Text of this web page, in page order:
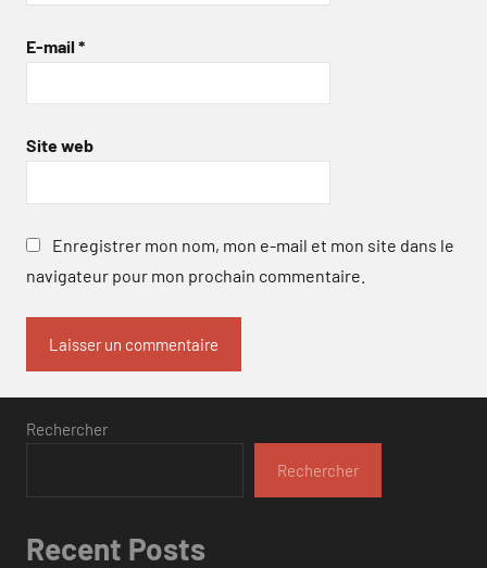
E-mail *
Site web
Enregistrer mon nom, mon e-mail et mon site dans le
navigateur pour mon prochain commentaire.
Rechercher
Rechercher
Recent Posts